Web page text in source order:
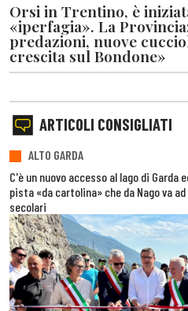
Orsi in Trentino, è
«iperfagia». La
predazioni, nuove
crescita sul Bondone»
ARTICOLI CONSIGLIATI
ALTO GARDA
C'è un nuovo accesso al lago di
pista «da cartolina» che da Nago va
secolari